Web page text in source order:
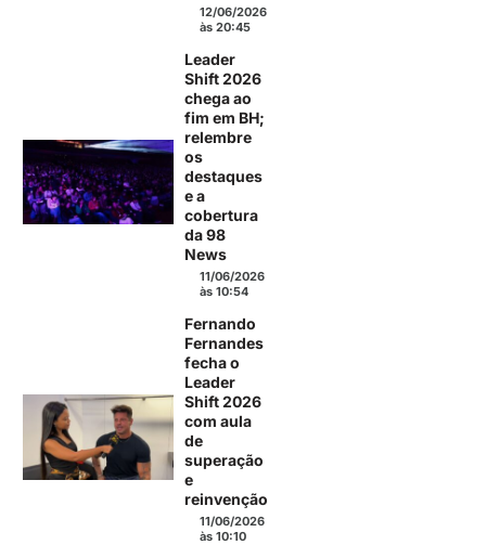
12/06/2026
às 20:45
Leader
Shift 2026
chega ao
fim em BH;
relembre
os
destaques
e a
cobertura
da 98
News
11/06/2026
às 10:54
Fernando
Fernandes
fecha o
Leader
Shift 2026
com aula
de
superação
e
reinvenção
11/06/2026
às 10:10